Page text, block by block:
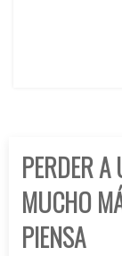
PERDER A
MUCHO
PIENSA